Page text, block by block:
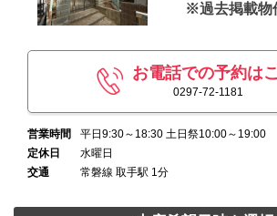
※過去掲載物
お電話での予約は
0297-72-1181
営業時間
平日9:30～18:30 土日祭10:00～19:00
定休日
水曜日
交通
常磐線 取手駅 1分